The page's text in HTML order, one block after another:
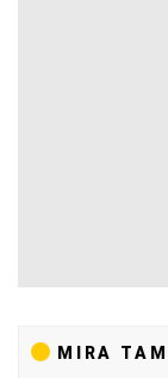
MIRA